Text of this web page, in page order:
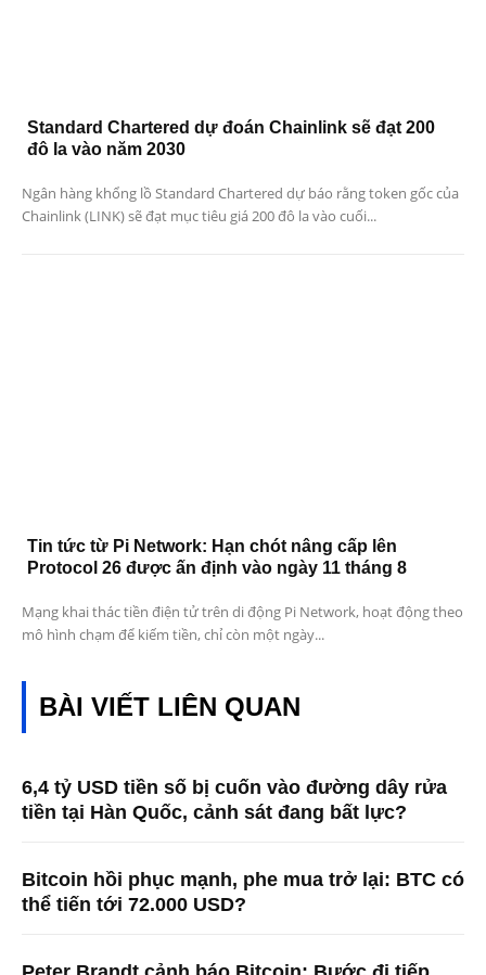
Standard Chartered dự đoán Chainlink sẽ đạt 200
đô la vào năm 2030
Ngân hàng khổng lồ Standard Chartered dự báo rằng token gốc của
Chainlink (LINK) sẽ đạt mục tiêu giá 200 đô la vào cuối...
Tin tức từ Pi Network: Hạn chót nâng cấp lên
Protocol 26 được ấn định vào ngày 11 tháng 8
Mạng khai thác tiền điện tử trên di động Pi Network, hoạt động theo
mô hình chạm để kiếm tiền, chỉ còn một ngày...
BÀI VIẾT LIÊN QUAN
6,4 tỷ USD tiền số bị cuốn vào đường dây rửa
tiền tại Hàn Quốc, cảnh sát đang bất lực?
Bitcoin hồi phục mạnh, phe mua trở lại: BTC có
thể tiến tới 72.000 USD?